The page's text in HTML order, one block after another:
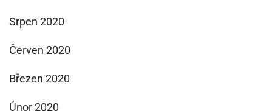
Srpen 2020
Červen 2020
Březen 2020
Únor 2020